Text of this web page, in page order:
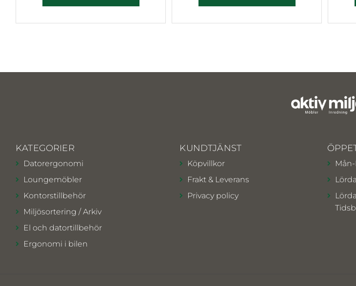
KATEGORIER
Datorergonomi
Loungemöbler
Kontorstillbehör
Miljösortering / Arkiv
El och datortillbehör
Ergonomi i bilen
KUNDTJÄNST
Köpvillkor
Frakt & Leverans
Privacy policy